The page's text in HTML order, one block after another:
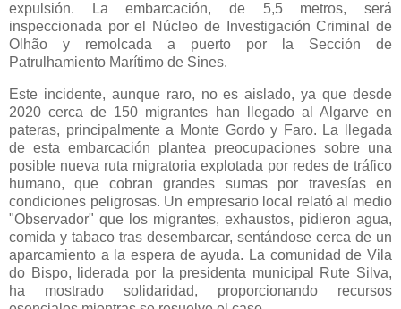
expulsión. La embarcación, de 5,5 metros, será
inspeccionada por el Núcleo de Investigación Criminal de
Olhão y remolcada a puerto por la Sección de
Patrulhamiento Marítimo de Sines.
Este incidente, aunque raro, no es aislado, ya que desde
2020 cerca de 150 migrantes han llegado al Algarve en
pateras, principalmente a Monte Gordo y Faro. La llegada
de esta embarcación plantea preocupaciones sobre una
posible nueva ruta migratoria explotada por redes de tráfico
humano, que cobran grandes sumas por travesías en
condiciones peligrosas. Un empresario local relató al medio
"Observador" que los migrantes, exhaustos, pidieron agua,
comida y tabaco tras desembarcar, sentándose cerca de un
aparcamiento a la espera de ayuda. La comunidad de Vila
do Bispo, liderada por la presidenta municipal Rute Silva,
ha mostrado solidaridad, proporcionando recursos